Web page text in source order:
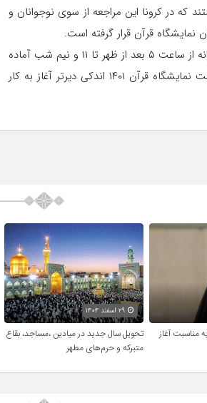
که در کرونا این مراجعه از سوی نوجوانان و
قرآن قرار گرفته است.
قائم مقام بیست و نهمین دوره نمایشگاه بین المللی قرآن کریم ادامه داد: نمایشگاه روزانه از ساعت ۵ بعد از ظهر تا ۱۱ و نیم شب آماده
بازدید است و ستاد مقابله با کرونا با برپایی ۱۲ روز موافقت کرده است و به همین جهت نمایشگاه قرآن ۱۴۰۱ اندکی دیرتر آغاز به کار
مناسبت آغاز
تحویل سال‌ جدید در میادین ،مساجد، بقاع
متبرکه‌ و حرم‌های‌ مطهر